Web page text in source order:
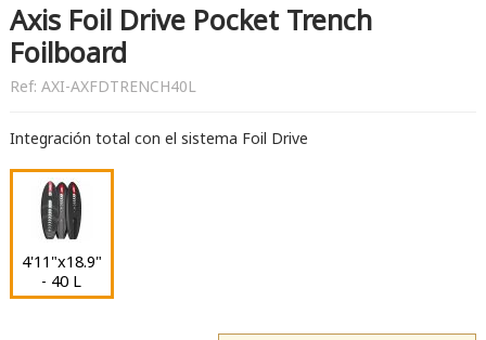
Axis Foil Drive Pocket Trench
Foilboard
Ref: AXI-AXFDTRENCH40L
Integración total con el sistema Foil Drive
4'11"x18.9"
- 40 L